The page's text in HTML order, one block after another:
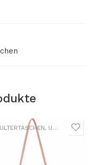
, UMHÄNGETASCHEN